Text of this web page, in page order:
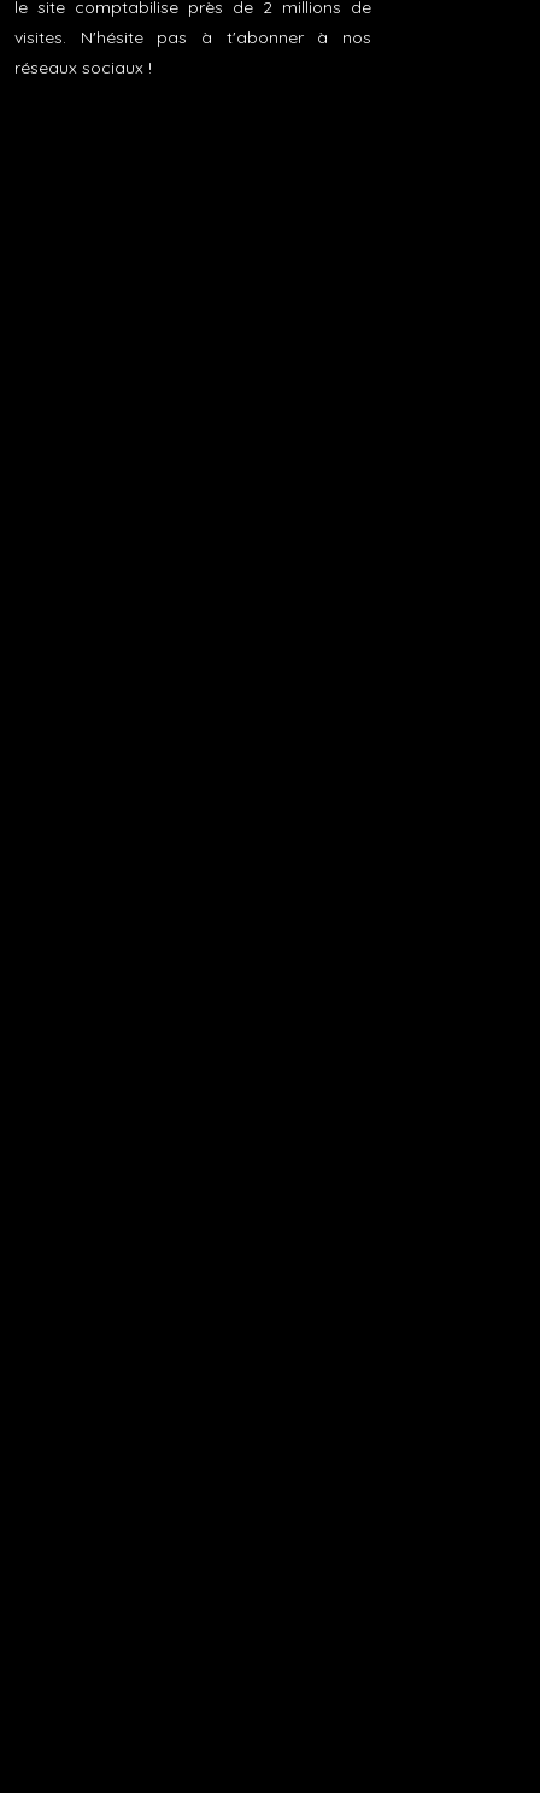
le site comptabilise près de 2 millions de
visites. N'hésite pas à t'abonner à nos
réseaux sociaux !